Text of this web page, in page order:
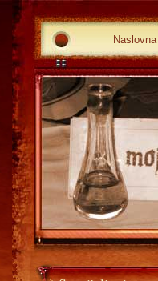
Naslovna